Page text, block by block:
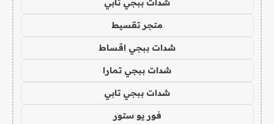
شدات ببجي تابي
متجر تقسيط
شدات ببجي اقساط
شدات ببجي تمارا
شدات ببجي تابي
فور يو ستور